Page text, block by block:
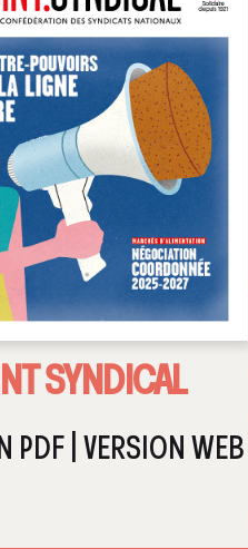
SYNDICAL
PDF|VERSION WEB